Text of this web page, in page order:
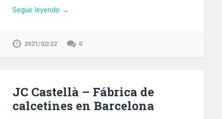
Seguir leyendo →
2021/02/22 0
JC Castellà – Fábrica de
calcetines en Barcelona